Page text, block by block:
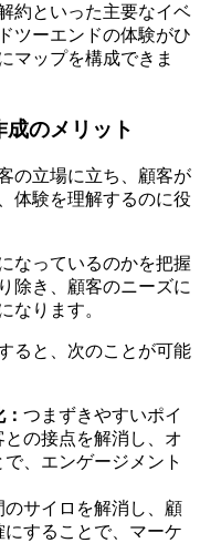
約といった主要なイベ
ツーエンドの体験がひ
マップを構成できま
のメリット
の立場に立ち、顧客が
体験を理解するのに役
なっているのかを把握
除き、顧客のニーズに
なります。
ると、次のことが可能
つまずきやすいポイ
の接点を解消し、オ
、エンゲージメント
のサイロを解消し、顧
することで、マーケ